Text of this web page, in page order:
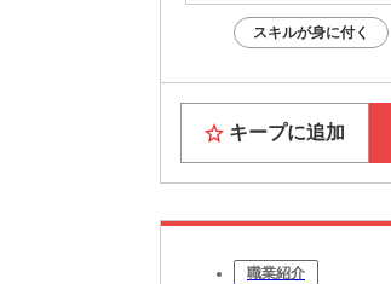
スキルが身に付く
キープに追加
職業紹介